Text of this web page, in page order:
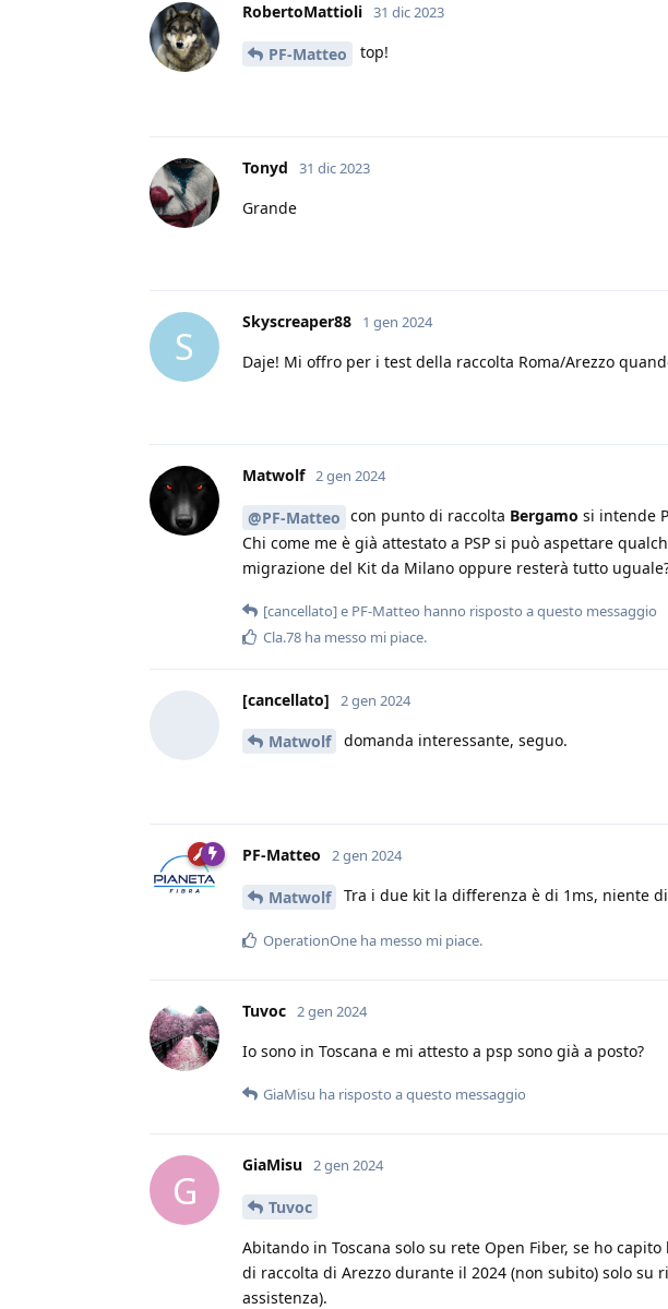
RobertoMattioli 31 dic 2023
PF-Matteo top!
Tonyd 31 dic 2023
Grande
S
Skyscreaper88 1 gen 2024
Daje! Mi offro per i test della raccolta Roma/Arezzo
Matwolf 2 gen 2024
@PF-Matteo con punto di raccolta Bergamo si intende
Chi come me è già attestato a PSP si può aspettare
migrazione del Kit da Milano oppure resterà tutto
[cancellato]e PF-Matteo hanno risposto a questo messaggio
Cla.78 ha messo mi piace.
[cancellato] 2 gen 2024
Matwolf domanda interessante, seguo.
PF-Matteo 2 gen 2024
Matwolf Tra i due kit la differenza è di 1ms, niente
OperationOne ha messo mi piace.
Tuvoc 2 gen 2024
Io sono in Toscana e mi attesto a psp sono già a posto?
GiaMisu ha risposto a questo messaggio
G
GiaMisu 2 gen 2024
Tuvoc
Abitando in Toscana solo su rete Open Fiber, se ho
di raccolta di Arezzo durante il 2024 (non subito) solo su
assistenza).